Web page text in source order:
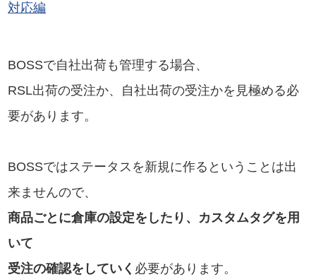
対応編
BOSSで自社出荷も管理する場合、
RSL出荷の受注か、自社出荷の受注かを見極める必
要があります。
BOSSではステータスを新規に作るということは出
来ませんので、
商品ごとに倉庫の設定をしたり、カスタムタグを用
いて
受注の確認をしていく 必要があります。